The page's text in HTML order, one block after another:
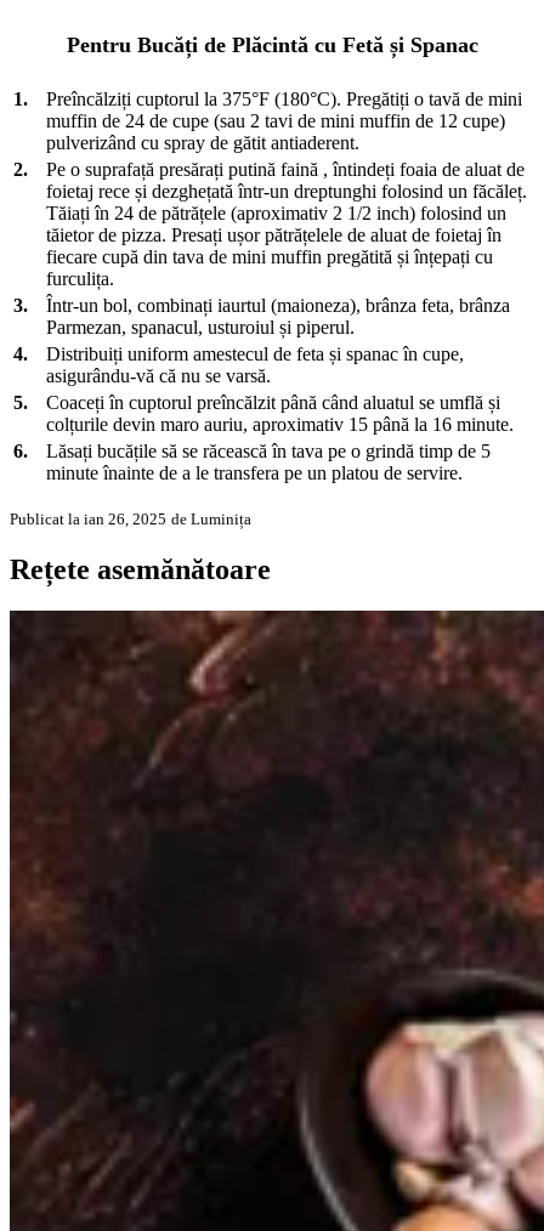
Pentru Bucăți de Plăcintă cu Fetă și Spanac
1.
Preîncălziți cuptorul la 375°F (180°C). Pregătiți o tavă de mini
muffin de 24 de cupe (sau 2 tavi de mini muffin de 12 cupe)
pulverizând cu spray de gătit antiaderent.
2.
Pe o suprafață presărați putină faină , întindeți foaia de aluat de
foietaj rece și dezghețată într-un dreptunghi folosind un făcăleț.
Tăiați în 24 de pătrățele (aproximativ 2 1/2 inch) folosind un
tăietor de pizza. Presați ușor pătrățelele de aluat de foietaj în
fiecare cupă din tava de mini muffin pregătită și înțepați cu
furculița.
3.
Într-un bol, combinați iaurtul (maioneza), brânza feta, brânza
Parmezan, spanacul, usturoiul și piperul.
4.
Distribuiți uniform amestecul de feta și spanac în cupe,
asigurându-vă că nu se varsă.
5.
Coaceți în cuptorul preîncălzit până când aluatul se umflă și
colțurile devin maro auriu, aproximativ 15 până la 16 minute.
6.
Lăsați bucățile să se răcească în tava pe o grindă timp de 5
minute înainte de a le transfera pe un platou de servire.
Publicat la ian 26, 2025 de Luminița
Rețete asemănătoare